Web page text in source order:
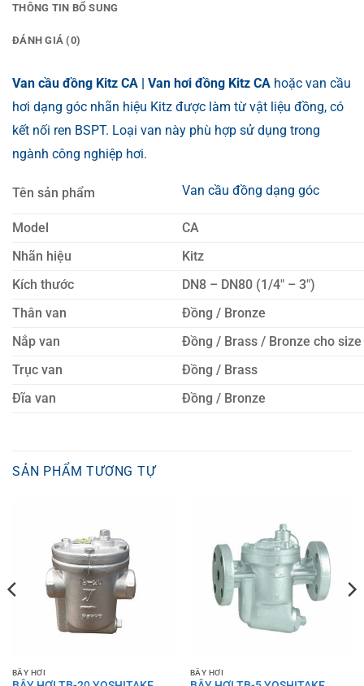
THÔNG TIN BỔ SUNG
ĐÁNH GIÁ (0)
Van cầu đồng Kitz CA | Van hơi đồng Kitz CA hoặc van cầu
hơi dạng góc nhãn hiệu Kitz được làm từ vật liệu đồng, có
kết nối ren BSPT. Loại van này phù hợp sử dụng trong
ngành công nghiệp hơi.
Tên sản phẩm Van cầu đồng dạng góc
Model
CA
Nhãn hiệu
Kitz
Kích thước
DN8 – DN80 (1/4″ – 3″)
Thân van
Đồng / Bronze
Nắp van
Đồng / Brass / Bronze cho size
Trục van
Đồng / Brass
Đĩa van
Đồng / Bronze
SẢN PHẨM TƯƠNG TỰ
BẪY HƠI BẪY HƠI